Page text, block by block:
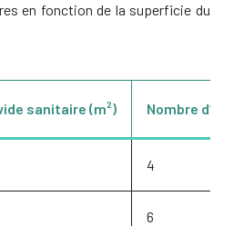
en fonction de la superficie du
sanitaire (m²) Nombre
4
6